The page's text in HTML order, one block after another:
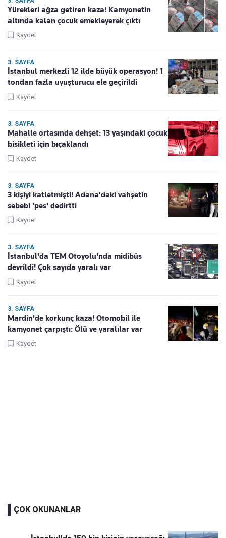
Yürekleri ağza getiren kaza! Kamyonetin
altında kalan çocuk emekleyerek çıktı
Kaydet
3. SAYFA
İstanbul merkezli 12 ilde büyük operasyon! 1
tondan fazla uyuşturucu ele geçirildi
Kaydet
3. SAYFA
Mahalle ortasında dehşet: 13 yaşındaki çocuk
bisikleti için bıçaklandı
Kaydet
3. SAYFA
3 kişiyi katletmişti! Adana'daki vahşetin
sebebi 'pes' dedirtti
Kaydet
3. SAYFA
İstanbul'da TEM Otoyolu'nda midibüs
devrildi! Çok sayıda yaralı var
Kaydet
3. SAYFA
Mardin'de korkunç kaza! Otomobil ile
kamyonet çarpıştı: Ölü ve yaralılar var
Kaydet
ÇOK OKUNANLAR